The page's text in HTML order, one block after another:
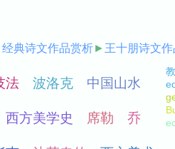
经典诗文作品赏析► 王十朋诗文